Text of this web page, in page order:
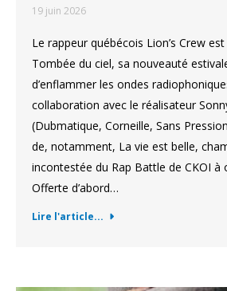
19 juin 2026
Le rappeur québécois Lion’s Crew
Tombée du ciel, sa nouveauté
d’enflammer les ondes
collaboration avec le réalisateur
(Dubmatique, Corneille, Sans
de, notamment, La vie est belle,
incontestée du Rap Battle de CKOI à
Offerte d’abord…
Lire l'article...